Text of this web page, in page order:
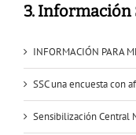
3. Información
INFORMACIÓN PARA
SSC una encuesta con
Sensibilización Central